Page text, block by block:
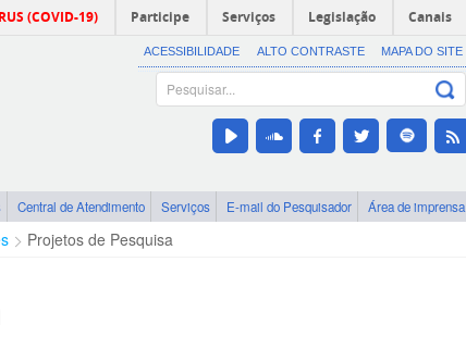
(COVID-19) Participe Serviços Legislação Canais
ACESSIBILIDADE ALTO CONTRASTE MAPA DO SITE
Central de Atendimento Serviços E-mail do Pesquisador Área de imprensa
Projetos de Pesquisa